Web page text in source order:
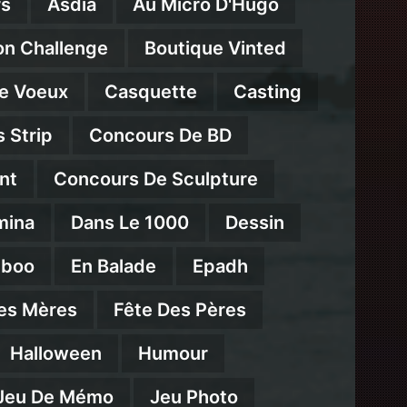
Asdia
Au Micro D'Hugo
Challenge
Boutique Vinted
Voeux
Casquette
Casting
Strip
Concours De BD
Concours De Sculpture
Dans Le 1000
Dessin
En Balade
Epadh
Mères
Fête Des Pères
Halloween
Humour
De Mémo
Jeu Photo